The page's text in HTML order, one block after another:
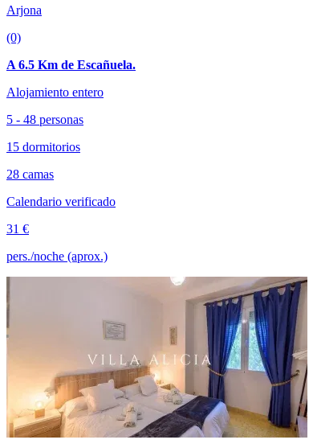
Arjona
(0)
A 6.5 Km de Escañuela.
Alojamiento entero
5 - 48 personas
15 dormitorios
28 camas
Calendario verificado
31 €
pers./noche (aprox.)